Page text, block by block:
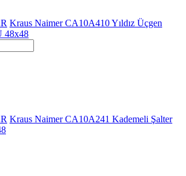
Kraus Naimer CA10A410 Yıldız Üçgen
48x48
Kraus Naimer CA10A241 Kademeli Şalter